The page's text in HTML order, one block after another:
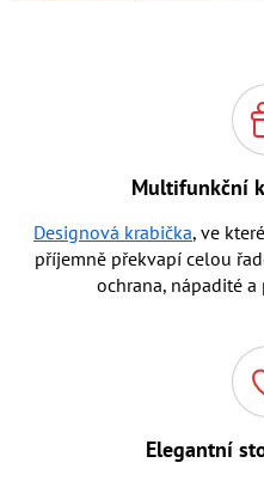
Multifunkční
Designová krabička, ve
příjemně překvapí celou
ochrana, nápadité
Elegantní